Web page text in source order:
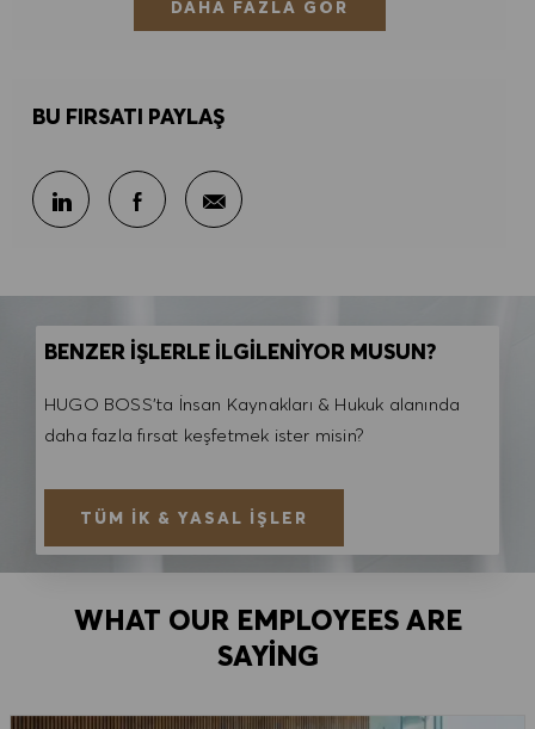
DAHA FAZLA GÖR
BU FIRSATI PAYLAŞ
LinkedIn ile paylaş
Facebook ile paylaş
E-posta ile paylaş
BENZER İŞLERLE İLGİLENİYOR MUSUN?
HUGO BOSS'ta İnsan Kaynakları & Hukuk alanında
daha fazla fırsat keşfetmek ister misin?
TÜM İK & YASAL İŞLER
WHAT OUR EMPLOYEES ARE
SAYING